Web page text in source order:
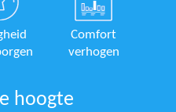
Comfort
verhogen
hoogte